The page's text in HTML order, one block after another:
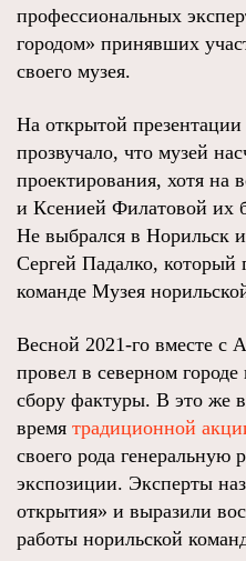
профессиональных
городом» принявших
своего музея.
На открытой презентации
прозвучало, что музей
проектирования, хотя на
и Ксенией Филатовой их
Не выбрался в Норильск
Сергей Падалко, который
команде Музея
Весной 2021-го вместе с
провел в северном
сбору фактуры. В это же
время традиционной
своего рода
экспозиции. Эксперты
открытия» и выразили
работы норильской